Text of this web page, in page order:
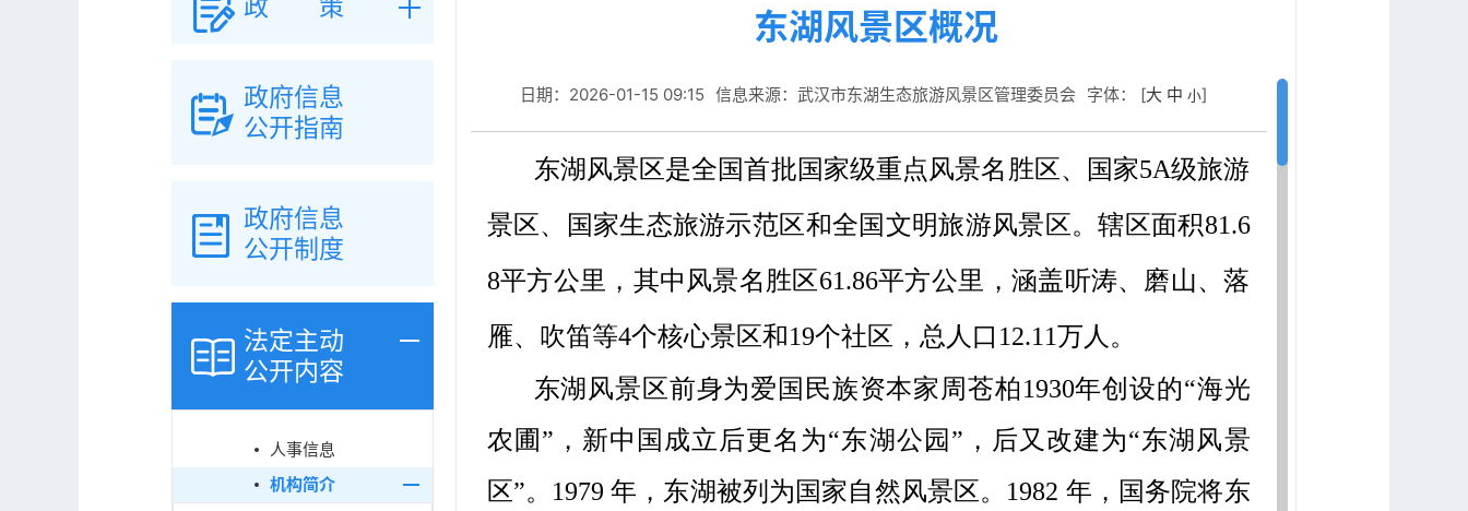
政 策
政府信息
公开指南
政府信息
公开制度
法定主动
公开内容
人事信息
机构简介
东湖风景区概况
日期：2026-01-15 09:15 信息来源：武汉市东湖生态旅游风景区管理委员会 字体： [大 中 小]
东湖风景区是全国首批国家级重点风景名胜区、国家5A级旅游
景区、国家生态旅游示范区和全国文明旅游风景区。辖区面积81.6
8平方公里，其中风景名胜区61.86平方公里，涵盖听涛、磨山、落
雁、吹笛等4个核心景区和19个社区，总人口12.11万人。
东湖风景区前身为爱国民族资本家周苍柏1930年创设的“海光
农圃”，新中国成立后更名为“东湖公园”，后又改建为“东湖风景
区”。1979 年，东湖被列为国家自然风景区。1982 年，国务院将东